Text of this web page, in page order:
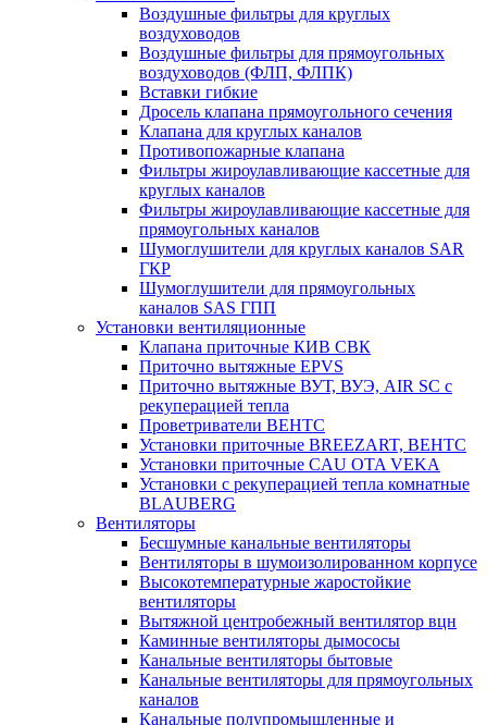
Воздушные фильтры для круглых
воздуховодов
Воздушные фильтры для прямоугольных
воздуховодов (ФЛП, ФЛПК)
Вставки гибкие
Дросель клапана прямоугольного сечения
Клапана для круглых каналов
Противопожарные клапана
Фильтры жироулавливающие кассетные для
круглых каналов
Фильтры жироулавливающие кассетные для
прямоугольных каналов
Шумоглушители для круглых каналов SAR
ГКР
Шумоглушители для прямоугольных
каналов SAS ГПП
Установки вентиляционные
Клапана приточные КИВ СВК
Приточно вытяжные EPVS
Приточно вытяжные ВУТ, ВУЭ, AIR SC с
рекуперацией тепла
Проветриватели ВЕНТС
Установки приточные BREEZART, ВЕНТС
Установки приточные CAU OTA VEKA
Установки с рекуперацией тепла комнатные
BLAUBERG
Вентиляторы
Бесшумные канальные вентиляторы
Вентиляторы в шумоизолированном корпусе
Высокотемпературные жаростойкие
вентиляторы
Вытяжной центробежный вентилятор вцн
Каминные вентиляторы дымососы
Канальные вентиляторы бытовые
Канальные вентиляторы для прямоугольных
каналов
Канальные полупромышленные и